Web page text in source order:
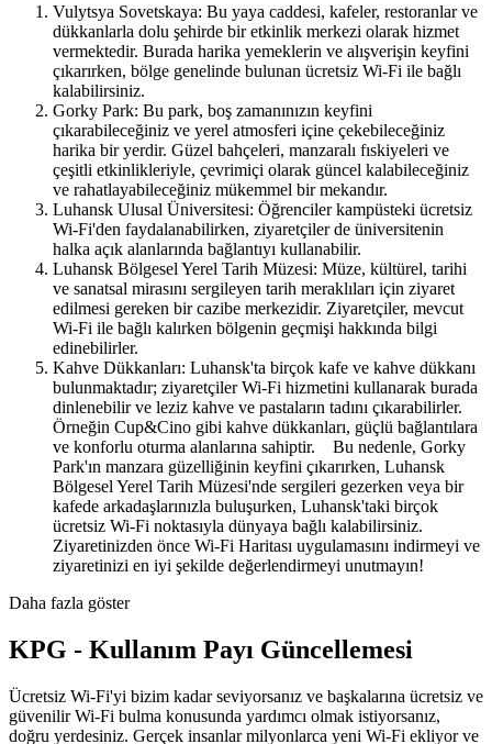
Vulytsya Sovetskaya: Bu yaya caddesi, kafeler, restoranlar ve
dükkanlarla dolu şehirde bir etkinlik merkezi olarak hizmet
vermektedir. Burada harika yemeklerin ve alışverişin keyfini
çıkarırken, bölge genelinde bulunan ücretsiz Wi-Fi ile bağlı
kalabilirsiniz.
Gorky Park: Bu park, boş zamanınızın keyfini
çıkarabileceğiniz ve yerel atmosferi içine çekebileceğiniz
harika bir yerdir. Güzel bahçeleri, manzaralı fıskiyeleri ve
çeşitli etkinlikleriyle, çevrimiçi olarak güncel kalabileceğiniz
ve rahatlayabileceğiniz mükemmel bir mekandır.
Luhansk Ulusal Üniversitesi: Öğrenciler kampüsteki ücretsiz
Wi-Fi'den faydalanabilirken, ziyaretçiler de üniversitenin
halka açık alanlarında bağlantıyı kullanabilir.
Luhansk Bölgesel Yerel Tarih Müzesi: Müze, kültürel, tarihi
ve sanatsal mirasını sergileyen tarih meraklıları için ziyaret
edilmesi gereken bir cazibe merkezidir. Ziyaretçiler, mevcut
Wi-Fi ile bağlı kalırken bölgenin geçmişi hakkında bilgi
edinebilirler.
Kahve Dükkanları: Luhansk'ta birçok kafe ve kahve dükkanı
bulunmaktadır; ziyaretçiler Wi-Fi hizmetini kullanarak burada
dinlenebilir ve leziz kahve ve pastaların tadını çıkarabilirler.
Örneğin Cup&Cino gibi kahve dükkanları, güçlü bağlantılara
ve konforlu oturma alanlarına sahiptir. Bu nedenle, Gorky
Park'ın manzara güzelliğinin keyfini çıkarırken, Luhansk
Bölgesel Yerel Tarih Müzesi'nde sergileri gezerken veya bir
kafede arkadaşlarınızla buluşurken, Luhansk'taki birçok
ücretsiz Wi-Fi noktasıyla dünyaya bağlı kalabilirsiniz.
Ziyaretinizden önce Wi-Fi Haritası uygulamasını indirmeyi ve
ziyaretinizi en iyi şekilde değerlendirmeyi unutmayın!
Daha fazla göster
KPG - Kullanım Payı Güncellemesi
Ücretsiz Wi-Fi'yi bizim kadar seviyorsanız ve başkalarına ücretsiz ve
güvenilir Wi-Fi bulma konusunda yardımcı olmak istiyorsanız,
doğru yerdesiniz. Gerçek insanlar milyonlarca yeni Wi-Fi ekliyor ve